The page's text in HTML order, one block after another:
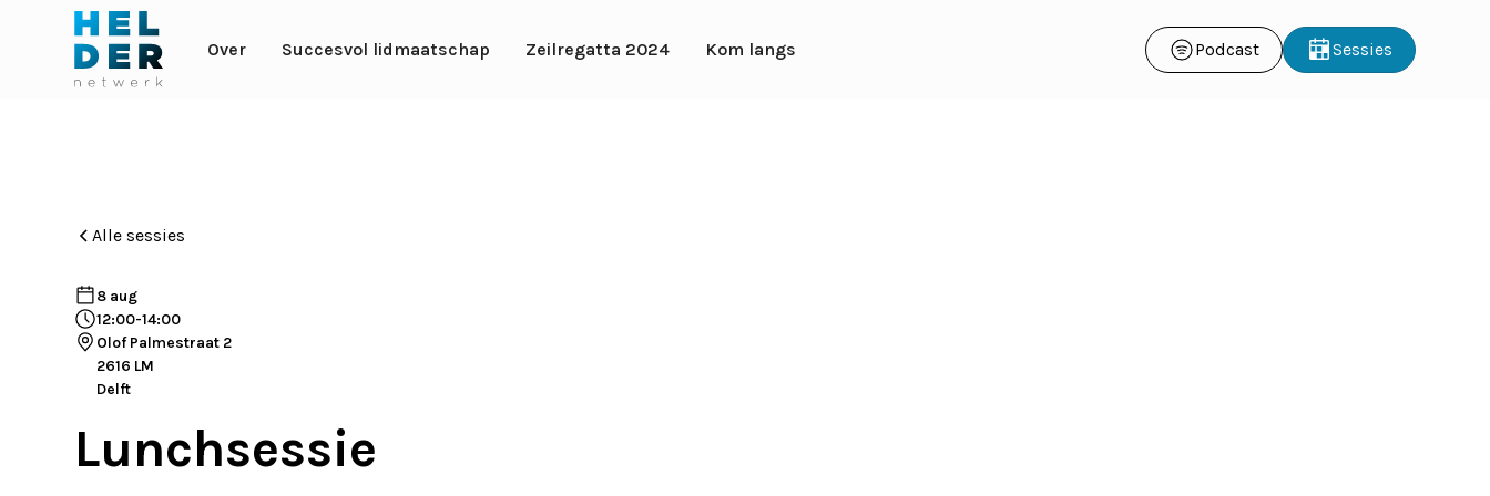
Over Succesvol lidmaatschap Zeilregatta 2024 Kom langs Podcast Sessies
Alle sessies
8 aug
12:00-14:00
Olof Palmestraat 2
2616 LM
Delft
Lunchsessie